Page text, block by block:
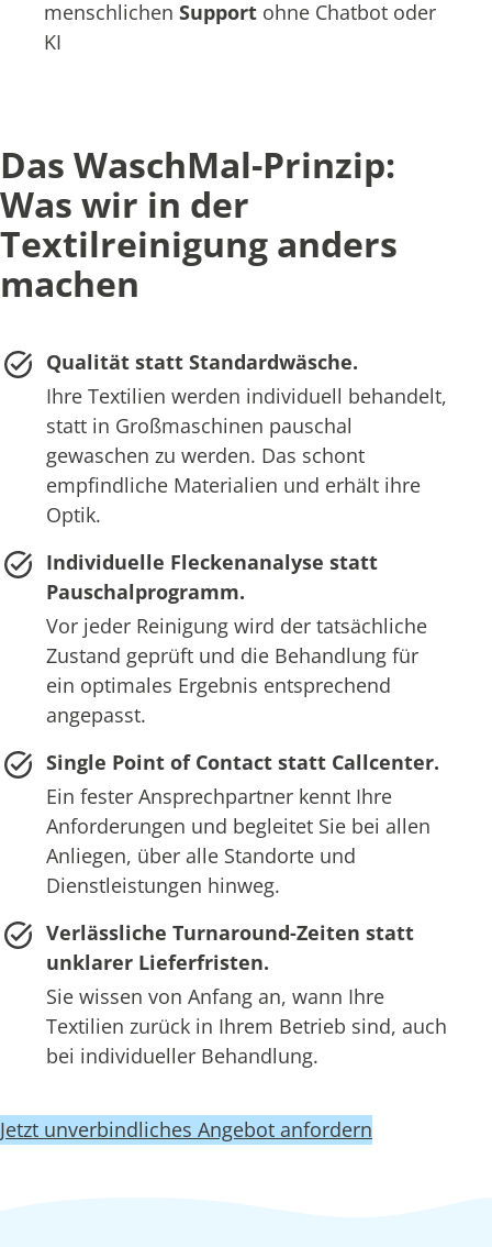
menschlichen Support ohne Chatbot oder
KI
Das WaschMal-Prinzip:
Was wir in der
Textilreinigung anders
machen
Qualität statt Standardwäsche.
Ihre Textilien werden individuell behandelt,
statt in Großmaschinen pauschal
gewaschen zu werden. Das schont
empfindliche Materialien und erhält ihre
Optik.
Individuelle Fleckenanalyse statt
Pauschalprogramm.
Vor jeder Reinigung wird der tatsächliche
Zustand geprüft und die Behandlung für
ein optimales Ergebnis entsprechend
angepasst.
Single Point of Contact statt Callcenter.
Ein fester Ansprechpartner kennt Ihre
Anforderungen und begleitet Sie bei allen
Anliegen, über alle Standorte und
Dienstleistungen hinweg.
Verlässliche Turnaround-Zeiten statt
unklarer Lieferfristen.
Sie wissen von Anfang an, wann Ihre
Textilien zurück in Ihrem Betrieb sind, auch
bei individueller Behandlung.
Jetzt unverbindliches Angebot anfordern